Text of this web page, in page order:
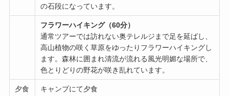
の石段になっています。
フラワーハイキング（60分）
通常ツアーでは訪れない奥テレルジまで足を延ばし、
高山植物の咲く草原をゆったりフラワーハイキングし
ます。森林に囲まれ清流が流れる風光明媚な場所で、
色とりどりの野花が咲き乱れています。
夕食 キャンプにて夕食